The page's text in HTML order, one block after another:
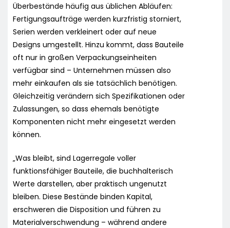
Überbestände häufig aus üblichen Abläufen:
Fertigungsaufträge werden kurzfristig storniert,
Serien werden verkleinert oder auf neue
Designs umgestellt. Hinzu kommt, dass Bauteile
oft nur in großen Verpackungseinheiten
verfügbar sind – Unternehmen müssen also
mehr einkaufen als sie tatsächlich benötigen.
Gleichzeitig verändern sich Spezifikationen oder
Zulassungen, so dass ehemals benötigte
Komponenten nicht mehr eingesetzt werden
können.
„Was bleibt, sind Lagerregale voller
funktionsfähiger Bauteile, die buchhalterisch
Werte darstellen, aber praktisch ungenutzt
bleiben. Diese Bestände binden Kapital,
erschweren die Disposition und führen zu
Materialverschwendung – während andere